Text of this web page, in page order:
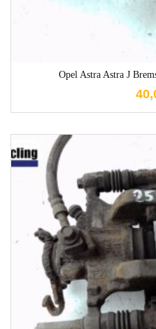
Opel Astra Astra J